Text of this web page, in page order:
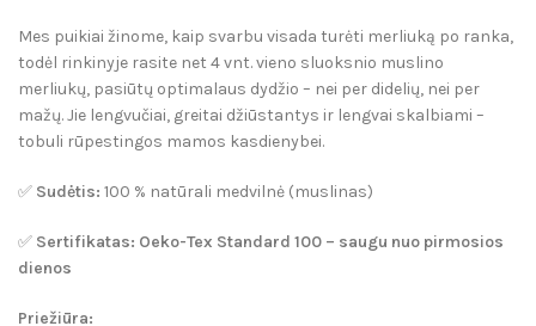
Mes puikiai žinome, kaip svarbu visada turėti merliuką po ranka,
todėl rinkinyje rasite net 4 vnt. vieno sluoksnio muslino
merliukų, pasiūtų optimalaus dydžio – nei per didelių, nei per
mažų. Jie lengvučiai, greitai džiūstantys ir lengvai skalbiami –
tobuli rūpestingos mamos kasdienybei.
✅ Sudėtis: 100 % natūrali medvilnė (muslinas)
✅ Sertifikatas: Oeko-Tex Standard 100 – saugu nuo pirmosios
dienos
Priežiūra: